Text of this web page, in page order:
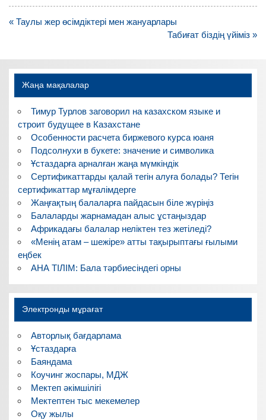
Навигация
« Таулы жер өсімдіктері мен жануарлары
Табиғат біздің үйіміз »
Жаңа мақалалар
Тимур Турлов заговорил на казахском языке и
строит будущее в Казахстане
Особенности расчета биржевого курса юаня
Подсолнухи в букете: значение и символика
Ұстаздарға арналған жаңа мүмкіндік
Сертификаттарды қалай тегін алуға болады? Тегін
сертификаттар мұғалімдерге
Жаңғақтың балаларға пайдасын біле жүріңіз
Балаларды жарнамадан алыс ұстаңыздар
Африкадағы балалар неліктен тез жетіледі?
«Менің атам – шежіре» атты тақырыптағы ғылыми
еңбек
АНА ТІЛІМ: Бала тәрбиесіндегі орны
Электронды мұрағат
Авторлық бағдарлама
Ұстаздарға
Баяндама
Коучинг жоспары, МДЖ
Мектеп әкімшілігі
Мектептен тыс мекемелер
Оқу жылы